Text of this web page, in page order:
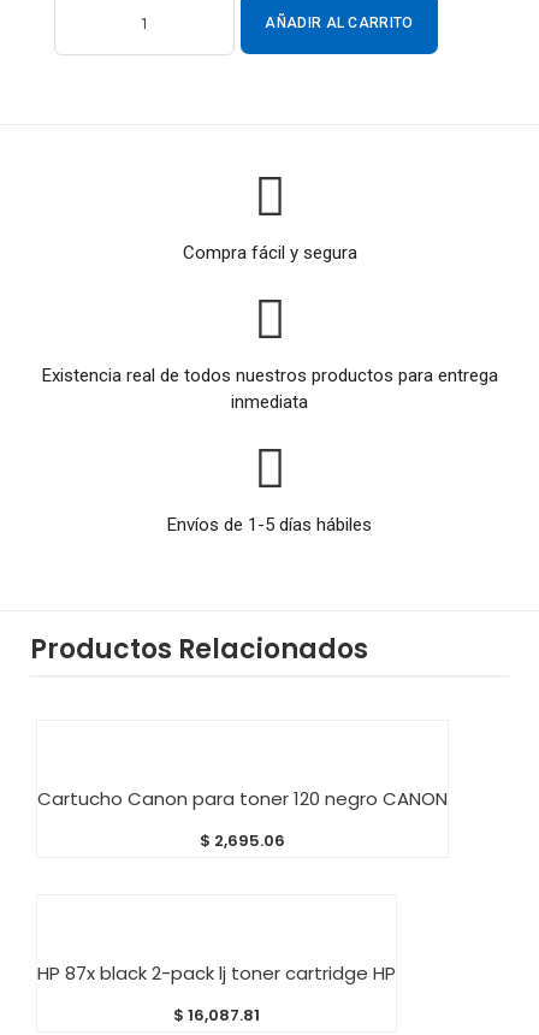
AÑADIR AL CARRITO
Compra fácil y segura
Existencia real de todos nuestros productos para entrega
inmediata
Envíos de 1-5 días hábiles
Productos Relacionados
Cartucho Canon para toner 120 negro CANON
$ 2,695.06
HP 87x black 2-pack lj toner cartridge HP
$ 16,087.81